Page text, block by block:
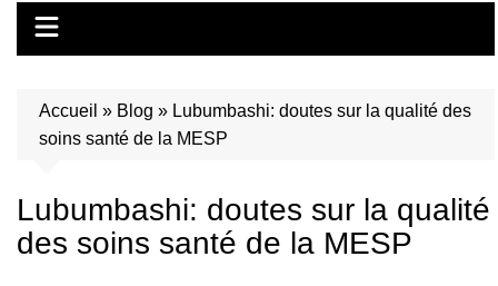
Accueil » Blog » Lubumbashi: doutes sur la qualité des
soins santé de la MESP
Lubumbashi: doutes sur la qualité
des soins santé de la MESP